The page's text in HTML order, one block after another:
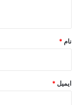
نام *
ایمیل *